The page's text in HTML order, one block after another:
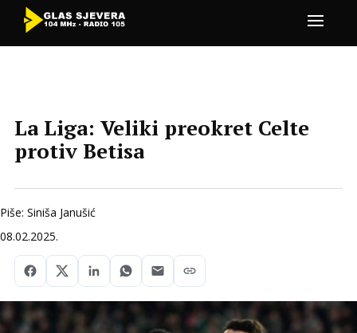
La Liga: Veliki preokret Celte
protiv Betisa
Piše: Siniša Janušić
08.02.2025.